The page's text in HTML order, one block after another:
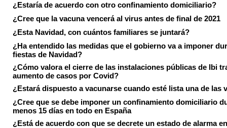
¿Estaría de acuerdo con otro confinamiento domiciliario?
¿Cree que la vacuna vencerá al virus antes de final de 2021
¿Esta Navidad, con cuántos familiares se juntará?
¿Ha entendido las medidas que el gobierno va a imponer
fiestas de Navidad?
¿Cómo valora el cierre de las instalaciones públicas de Ibi
aumento de casos por Covid?
¿Estará dispuesto a vacunarse cuando esté lista una de las
¿Cree que se debe imponer un confinamiento domiciliario
menos 15 días en todo en España
¿Está de acuerdo con que se decrete un estado de alarma